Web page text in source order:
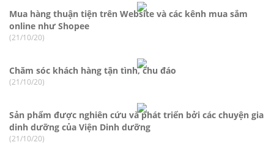
Mua hàng thuận tiện trên Website và các kênh mua sắm
online như Shopee
(21/10/20)
Chăm sóc khách hàng tận tình, chu đáo
(21/10/20)
Sản phẩm được nghiên cứu và phát triển bởi các chuyện gia
dinh dưỡng của Viện Dinh dưỡng
(21/10/20)